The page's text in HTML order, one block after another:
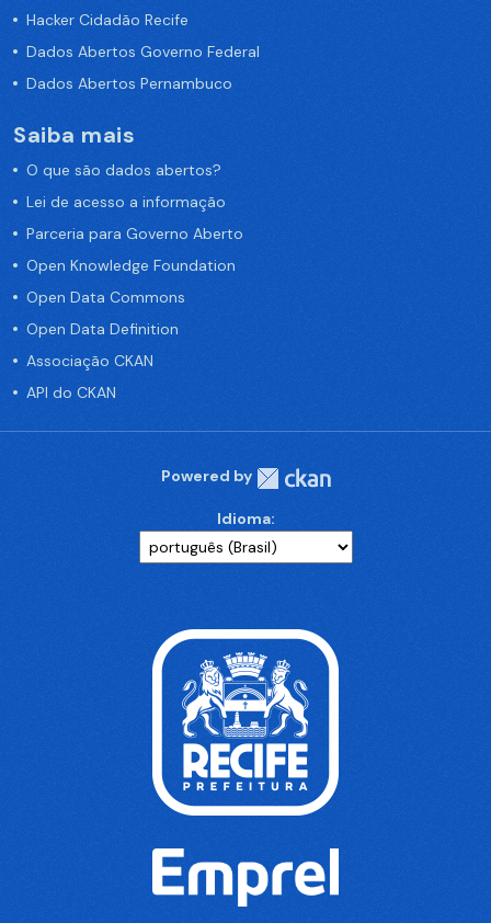
Hacker Cidadão Recife
Dados Abertos Governo Federal
Dados Abertos Pernambuco
Saiba mais
O que são dados abertos?
Lei de acesso a informação
Parceria para Governo Aberto
Open Knowledge Foundation
Open Data Commons
Open Data Definition
Associação CKAN
API do CKAN
Powered by
Idioma